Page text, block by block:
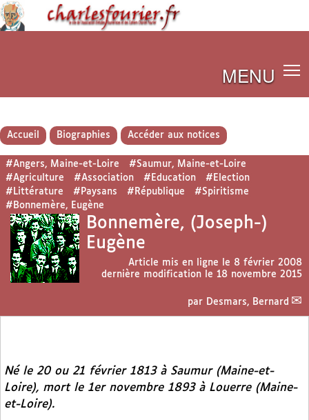
MENU
Accueil Biographies Accéder aux notices
#Angers, Maine-et-Loire
#Saumur, Maine-et-Loire
#Agriculture
#Association #Education
#Election
#Littérature
#Paysans #République
#Spiritisme
#Bonnemère, Eugène
Bonnemère, (Joseph-)
Eugène
Article mis en ligne le 8 février 2008
dernière modification le 18 novembre 2015
par Desmars, Bernard
Né le 20 ou 21 février 1813 à Saumur (Maine-et-
Loire), mort le 1er novembre 1893 à Louerre (Maine-
et-Loire).